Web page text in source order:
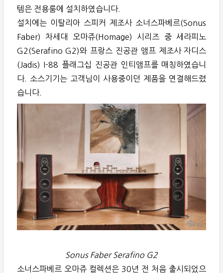
템은 전용룸에 설치하였습니다.
설치에는 이탈리아 스피커 제조사 소너스파베르(Sonus
Faber) 차세대 오마쥬(Homage) 시리즈 중 세라피노
G2(Serafino G2)와 프랑스 진공관 앰프 제조사 자디스
(Jadis) I-88 플래그십 진공관 인티앰프를 매칭하였습니
다. 소스기기는 고객님이 사용중이던 제품을 연결해드렸
습니다.
Sonus Faber Serafino G2
소너스파베르 오마쥬 컬렉션은 30년 전 처음 출시되었으